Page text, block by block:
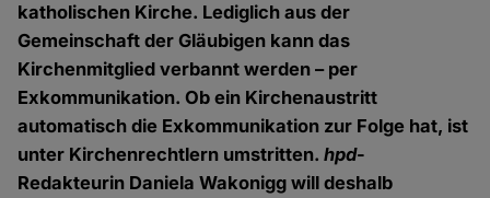
katholischen Kirche. Lediglich aus der
Gemeinschaft der Gläubigen kann das
Kirchenmitglied verbannt werden – per
Exkommunikation. Ob ein Kirchenaustritt
automatisch die Exkommunikation zur Folge hat, ist
unter Kirchenrechtlern umstritten.hpd-
Redakteurin Daniela Wakonigg will deshalb